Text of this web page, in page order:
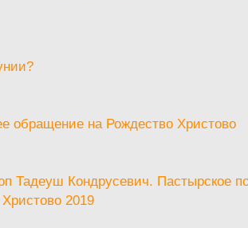
обращение на Рождество Христово
Тадеуш Кондрусевич. Пастырское
2019